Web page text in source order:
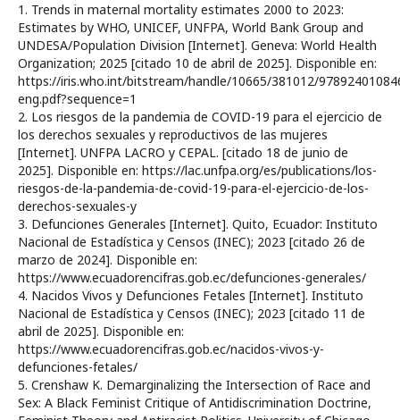
1. Trends in maternal mortality estimates 2000 to 2023:
Estimates by WHO, UNICEF, UNFPA, World Bank Group and
UNDESA/Population Division [Internet]. Geneva: World Health
Organization; 2025 [citado 10 de abril de 2025]. Disponible en:
https://iris.who.int/bitstream/handle/10665/381012/
eng.pdf?sequence=1
2. Los riesgos de la pandemia de COVID-19 para el ejercicio de
los derechos sexuales y reproductivos de las mujeres
[Internet]. UNFPA LACRO y CEPAL. [citado 18 de junio de
2025]. Disponible en: https://lac.unfpa.org/es/publications/los-
riesgos-de-la-pandemia-de-covid-19-para-el-ejercicio-de-los-
derechos-sexuales-y
3. Defunciones Generales [Internet]. Quito, Ecuador: Instituto
Nacional de Estadística y Censos (INEC); 2023 [citado 26 de
marzo de 2024]. Disponible en:
https://www.ecuadorencifras.gob.ec/defunciones-generales/
4. Nacidos Vivos y Defunciones Fetales [Internet]. Instituto
Nacional de Estadística y Censos (INEC); 2023 [citado 11 de
abril de 2025]. Disponible en:
https://www.ecuadorencifras.gob.ec/nacidos-vivos-y-
defunciones-fetales/
5. Crenshaw K. Demarginalizing the Intersection of Race and
Sex: A Black Feminist Critique of Antidiscrimination Doctrine,